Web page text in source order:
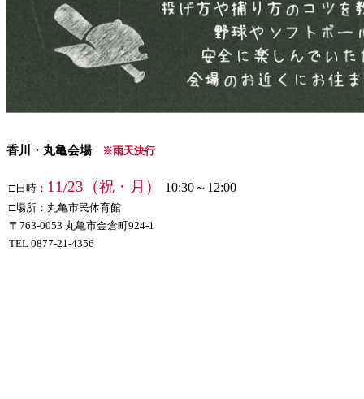
香川・丸亀会場 ※雨天決行
□日時： 11/23（祝・月） 10:30～12:00
□場所：丸亀市民体育館
〒763-0053 丸亀市金倉町924-1
TEL 0877-21-4356